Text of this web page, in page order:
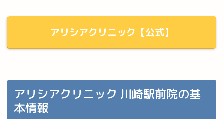
アリシアクリニック【公式】
アリシアクリニック 川崎駅前院の基
本情報